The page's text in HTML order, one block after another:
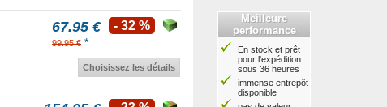
67.95 €
99.95 € *
- 32 %
Choisissez les détails
Meilleure
performance
En stock et prêt
pour l'expédition
sous 36 heures
immense entrepôt
disponible